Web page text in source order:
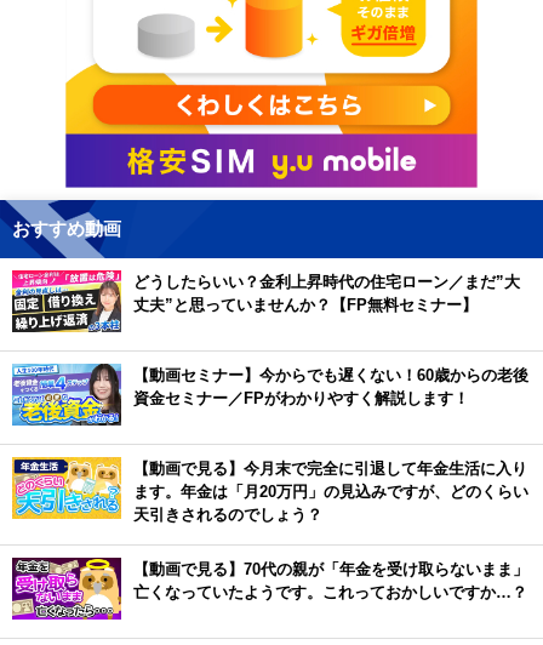
おすすめ動画
どうしたらいい？金利上昇時代の住宅ローン／まだ”大
丈夫”と思っていませんか？【FP無料セミナー】
【動画セミナー】今からでも遅くない！60歳からの老後
資金セミナー／FPがわかりやすく解説します！
【動画で見る】今月末で完全に引退して年金生活に入り
ます。年金は「月20万円」の見込みですが、どのくらい
天引きされるのでしょう？
【動画で見る】70代の親が「年金を受け取らないまま」
亡くなっていたようです。これっておかしいですか…？